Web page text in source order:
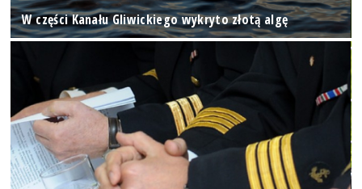
W części Kanału Gliwickiego wykryto złotą algę